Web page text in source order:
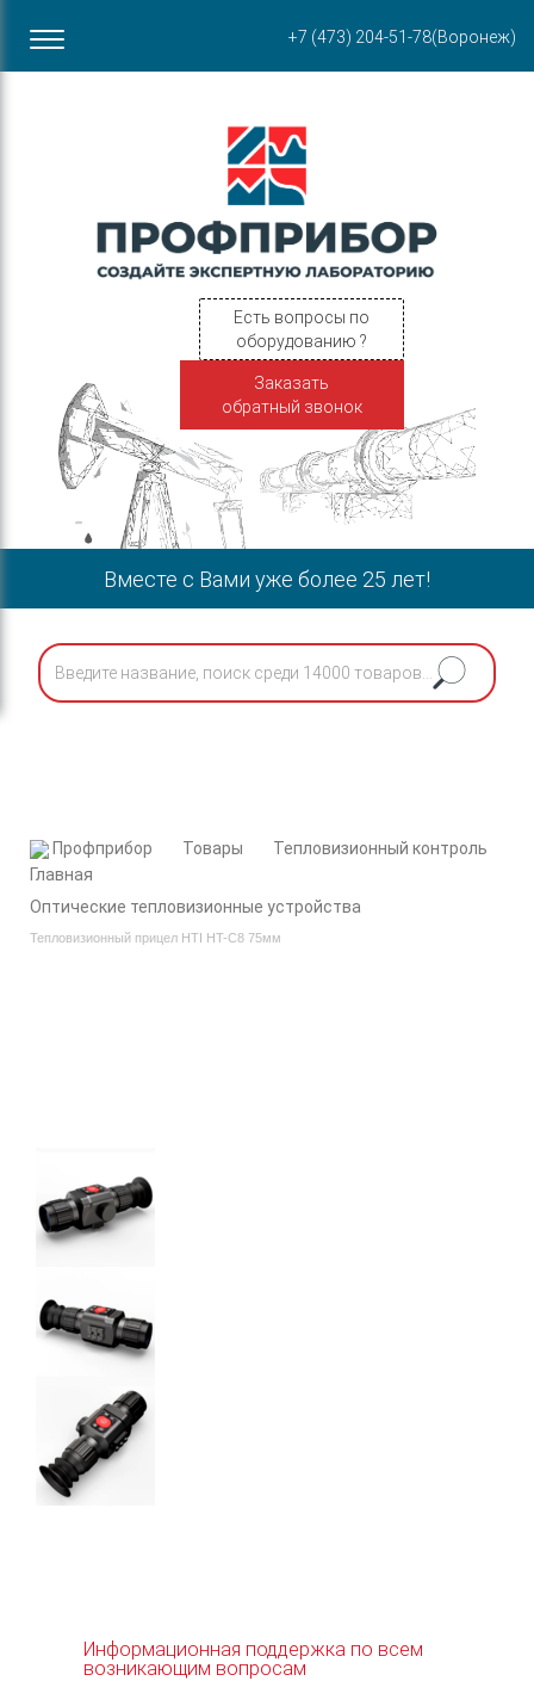
+7 (473) 204-51-78(Воронеж)
ул. Пирогова, 87Б
Есть вопросы по
оборудованию ?
Заказать
обратный звонок
Вместе с Вами уже более 25 лет!
Профприбор Товары Тепловизионный контроль
Оптические тепловизионные устройства
Тепловизионный прицел HTI HT-C8 75мм
Информационная поддержка по всем
возникающим вопросам